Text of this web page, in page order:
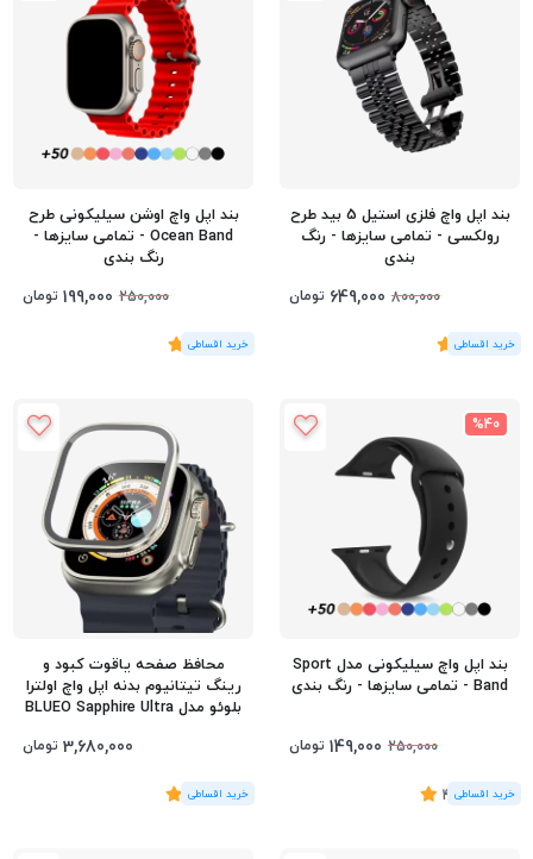
بند اپل واچ فلزی استیل 5 بید طرح
رولکسی - تمامی سایزها - رنگ
بندی
800,000
649,000 تومان
(1رای)
5
بند اپل واچ اوشن سیلیکونی طرح
Ocean Band - تمامی سایزها -
رنگ بندی
250,000
199,000 تومان
(2 رای)
4
%40
بند اپل واچ سیلیکونی مدل Sport
Band - تمامی سایزها - رنگ بندی
250,000
149,000 تومان
(10 رای)
4.6
محافظ صفحه یاقوت کبود و
رینگ تیتانیوم بدنه اپل واچ اولترا
بلوئو مدل BLUEO Sapphire Ultra
3,680,000 تومان
(3 رای)
5